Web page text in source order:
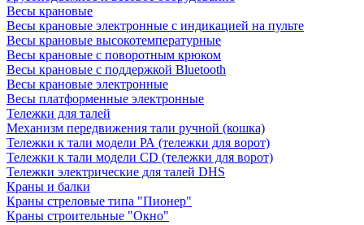
Весы крановые
Весы крановые электронные с индикацией на пульте
Весы крановые высокотемпературные
Весы крановые с поворотным крюком
Весы крановые с поддержкой Bluetooth
Весы крановые электронные
Весы платформенные электронные
Тележки для талей
Механизм передвижения тали ручной (кошка)
Тележки к тали модели РА (тележки для ворот)
Тележки к тали модели CD (тележки для ворот)
Тележки электрические для талей DHS
Краны и балки
Краны стреловые типа "Пионер"
Краны строительные "Окно"